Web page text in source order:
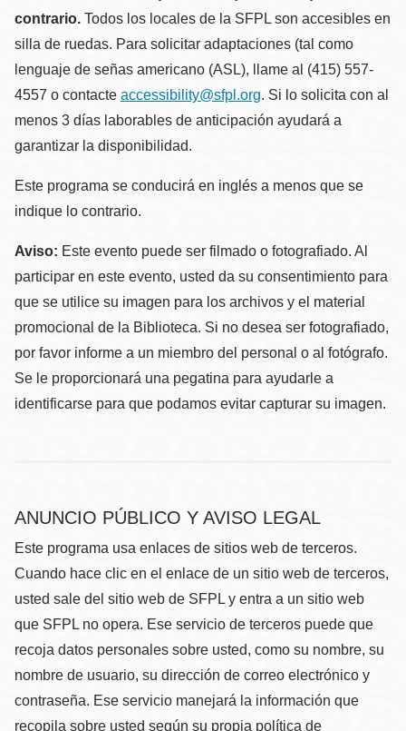
contrario. Todos los locales de la SFPL son accesibles en
silla de ruedas. Para solicitar adaptaciones (tal como
lenguaje de señas americano (ASL), llame al (415) 557-
4557 o contacte accessibility@sfpl.org. Si lo solicita con al
menos 3 días laborables de anticipación ayudará a
garantizar la disponibilidad.
Este programa se conducirá en inglés a menos que se
indique lo contrario.
Aviso: Este evento puede ser filmado o fotografiado. Al
participar en este evento, usted da su consentimiento para
que se utilice su imagen para los archivos y el material
promocional de la Biblioteca. Si no desea ser fotografiado,
por favor informe a un miembro del personal o al fotógrafo.
Se le proporcionará una pegatina para ayudarle a
identificarse para que podamos evitar capturar su imagen.
ANUNCIO PÚBLICO Y AVISO LEGAL
Este programa usa enlaces de sitios web de terceros.
Cuando hace clic en el enlace de un sitio web de terceros,
usted sale del sitio web de SFPL y entra a un sitio web
que SFPL no opera. Ese servicio de terceros puede que
recoja datos personales sobre usted, como su nombre, su
nombre de usuario, su dirección de correo electrónico y
contraseña. Ese servicio manejará la información que
recopila sobre usted según su propia política de